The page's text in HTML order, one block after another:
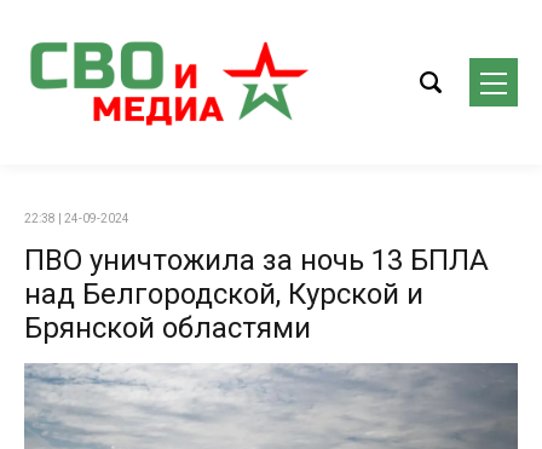
22:38 | 24-09-2024
ПВО уничтожила за ночь 13 БПЛА
над Белгородской, Курской и
Брянской областями